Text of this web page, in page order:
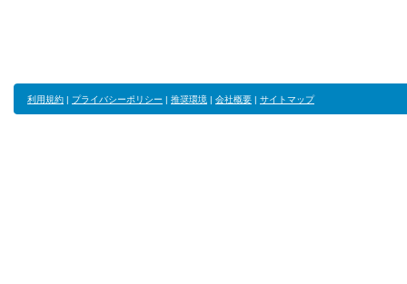
利用規約 | プライバシーポリシー | 推奨環境 | 会社概要 | サイトマップ